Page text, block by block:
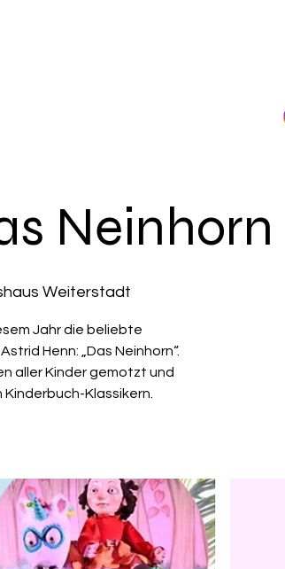
Neinhorn
Weiterstadt
Jahr die beliebte
Henn: „Das Neinhorn“.
aller Kinder gemotzt und
Klassikern.